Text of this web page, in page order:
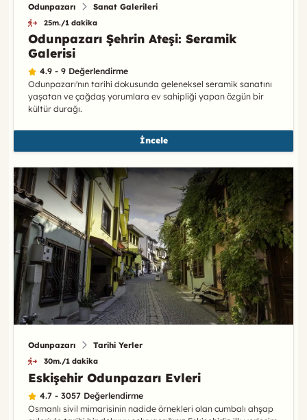
Odunpazarı Sanat Galerileri
25m./1 dakika
Odunpazarı Şehrin Ateşi: Seramik
Galerisi
4.9 - 9 Değerlendirme
Odunpazarı'nın tarihi dokusunda geleneksel seramik sanatını
yaşatan ve çağdaş yorumlara ev sahipliği yapan özgün bir
kültür durağı.
İncele
Odunpazarı Tarihi Yerler
30m./1 dakika
Eskişehir Odunpazarı Evleri
4.7 - 3057 Değerlendirme
Osmanlı sivil mimarisinin nadide örnekleri olan cumbalı ahşap